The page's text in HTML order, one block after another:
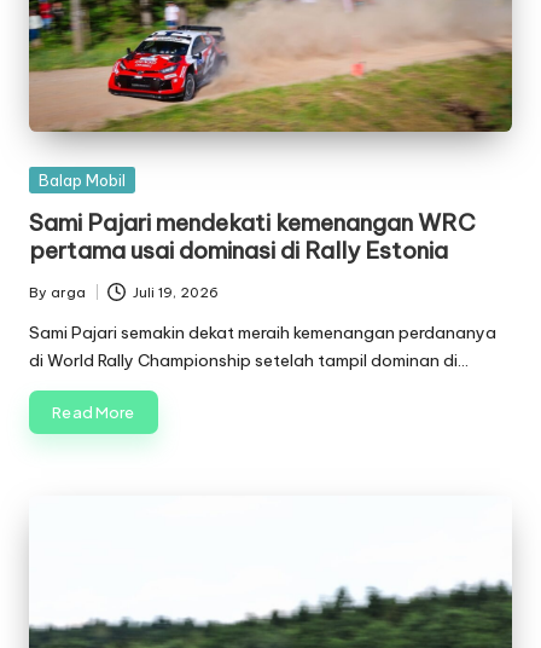
Posted
Balap Mobil
Sami Pajari mendekati kemenangan WRC
pertama usai dominasi di Rally Estonia
Posted
by
By arga Juli 19, 2026
Sami Pajari semakin dekat meraih kemenangan perdananya
di World Rally Championship setelah tampil dominan di…
Read More